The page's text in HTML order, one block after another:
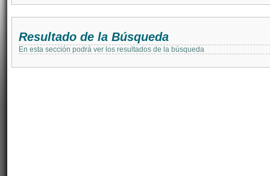
Resultado de la Búsqueda
En esta sección podrá ver los resultados de la búsqueda